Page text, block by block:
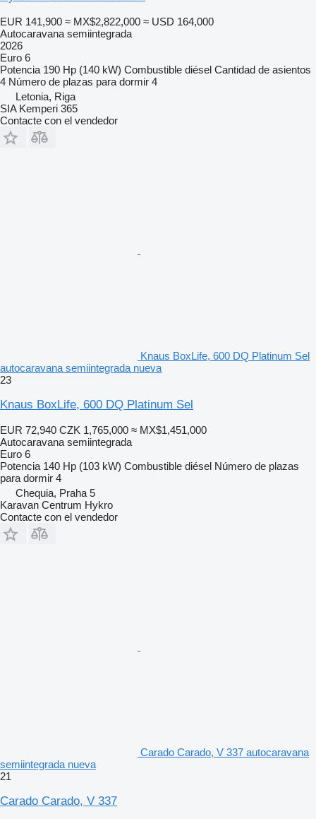
EUR 141,900 ≈ MX$2,822,000 ≈ USD 164,000
Autocaravana semiintegrada
2026
Euro 6
Potencia 190 Hp (140 kW) Combustible diésel Cantidad de asientos
4 Número de plazas para dormir 4
Letonia, Riga
SIA Kemperi 365
Contacte con el vendedor
Knaus BoxLife, 600 DQ Platinum Sel
autocaravana semiintegrada nueva
23
Knaus BoxLife, 600 DQ Platinum Sel
EUR 72,940 CZK 1,765,000 ≈ MX$1,451,000
Autocaravana semiintegrada
Euro 6
Potencia 140 Hp (103 kW) Combustible diésel Número de plazas
para dormir 4
Chequia, Praha 5
Karavan Centrum Hykro
Contacte con el vendedor
Carado Carado, V 337 autocaravana
semiintegrada nueva
21
Carado Carado, V 337